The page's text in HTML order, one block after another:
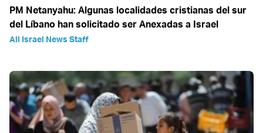
PM Netanyahu: Algunas localidades cristianas del sur
del Líbano han solicitado ser Anexadas a Israel
All Israel News Staff